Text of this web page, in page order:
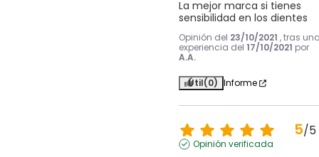
La mejor marca si tienes
sensibilidad en los dientes
Opinión del 23/10/2021 , tras
experiencia del 17/10/2021 por
A.A.
Útil(0) Informe
5/5
Opinión verificada